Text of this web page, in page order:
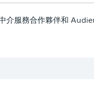
介服務合作夥伴和